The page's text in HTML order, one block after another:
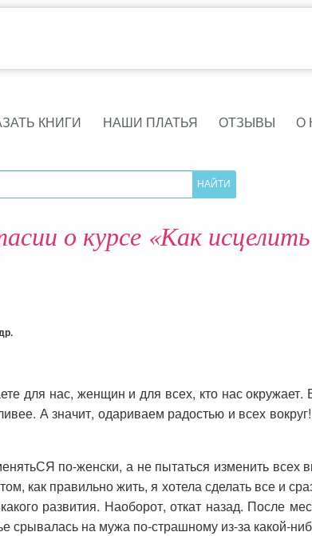
КНИГИ НАШИ ПЛАТЬЯ ОТЗЫВЫ О
о курсе «Как
для нас, женщин и для всех, кто нас
А значит, одариваем радостью и всех
по-женски, а не пытаться изменить всех
как правильно жить, я хотела сделать все и
развития. Наоборот, откат назад. После
срывалась на мужа по-страшному из-за какой-